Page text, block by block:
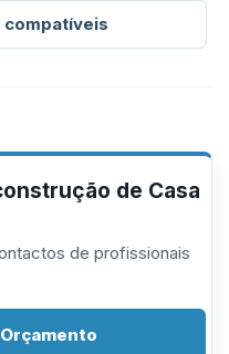
de Casa
de profissionais